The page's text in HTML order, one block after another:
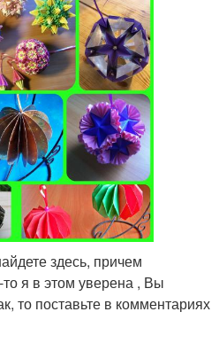
здесь, причем
я в этом уверена , Вы
то поставьте в комментариях